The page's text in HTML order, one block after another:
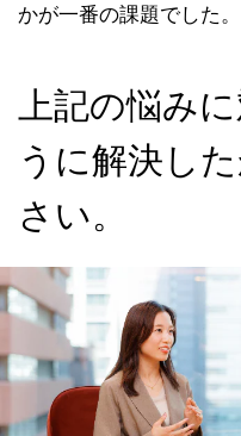
かが一番の課題でした。
上記の悩み
うに解決し
さい。